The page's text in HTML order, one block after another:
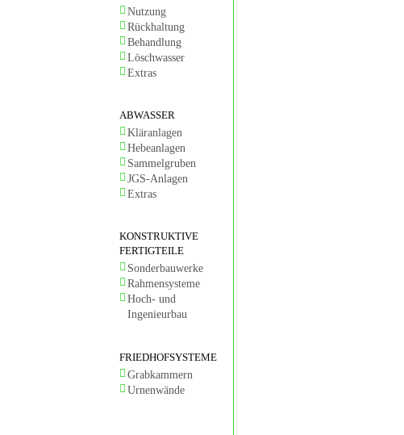
Nutzung
Rückhaltung
Behandlung
Löschwasser
Extras
ABWASSER
Kläranlagen
Hebeanlagen
Sammelgruben
JGS-Anlagen
Extras
KONSTRUKTIVE
FERTIGTEILE
Sonderbauwerke
Rahmensysteme
Hoch- und
Ingenieurbau
FRIEDHOFSYSTEME
Grabkammern
Urnenwände